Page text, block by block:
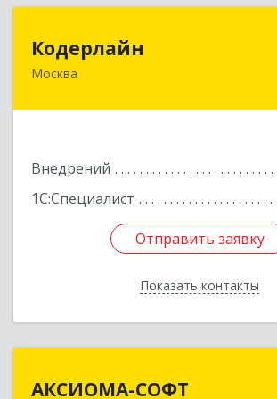
Кодерлайн
Москва
Внедрений
1С:Специалист
Отправить заявку
Показать контакты
107023, Москва г, Семеновская Б.
Отправить заявку
Назад
АКСИОМА-СОФТ